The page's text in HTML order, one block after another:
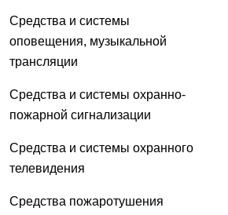
Средства и системы
оповещения, музыкальной
трансляции
Средства и системы охранно-
пожарной сигнализации
Средства и системы охранного
телевидения
Средства пожаротушения